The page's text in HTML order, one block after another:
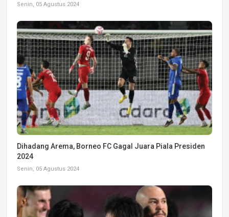
Senin, 05 Agustus 2024
Dihadang Arema, Borneo FC Gagal Juara Piala Presiden
2024
Senin, 05 Agustus 2024